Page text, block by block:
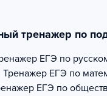
тренажер по
ЕГЭ по
Тренажер ЕГЭ по
ЕГЭ по